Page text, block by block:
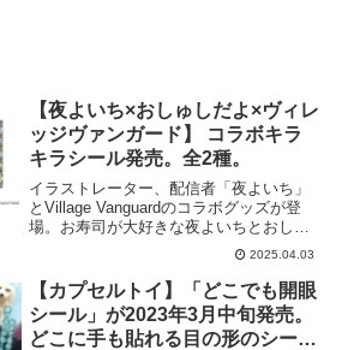
【夜よいち×おしゅしだよ×ヴィレ
ッジヴァンガード】 コラボキラ
キラシール発売。全2種。
イラストレーター、配信者「夜よいち」
とVillage Vanguardのコラボグッズが登
場。お寿司が大好きな夜よいちとおしゅ
しだよのコラボで、YBIによる描き下ろし
イラストとなっています。キラキラシー
ル含むアイテムがヴィレッジヴァンガー
ドオ...
2025.04.03
【カプセルトイ】「どこでも開眼
シール」が2023年3月中旬発売。
どこに手も貼れる目の形のシー